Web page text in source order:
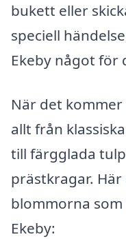
bukett eller
speciell
Ekeby något för
När det
allt från
till färgglada
prästkragar.
blommorna
Ekeby: